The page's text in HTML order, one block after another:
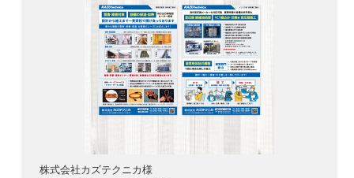
株式会社カズテクニカ様